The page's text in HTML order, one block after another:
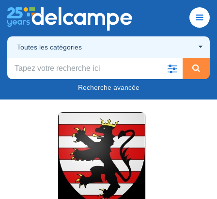
Toutes les catégories
Recherche avancée